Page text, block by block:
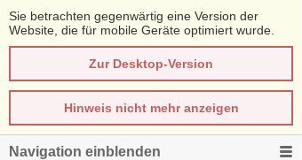
Sie betrachten gegenwärtig eine Version der
Website, die für mobile Geräte optimiert wurde.
Zur Desktop-Version
Hinweis nicht mehr anzeigen
Navigation einblenden